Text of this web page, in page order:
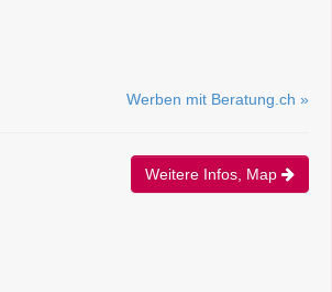
Werben mit Beratung.ch »
Weitere Infos, Map